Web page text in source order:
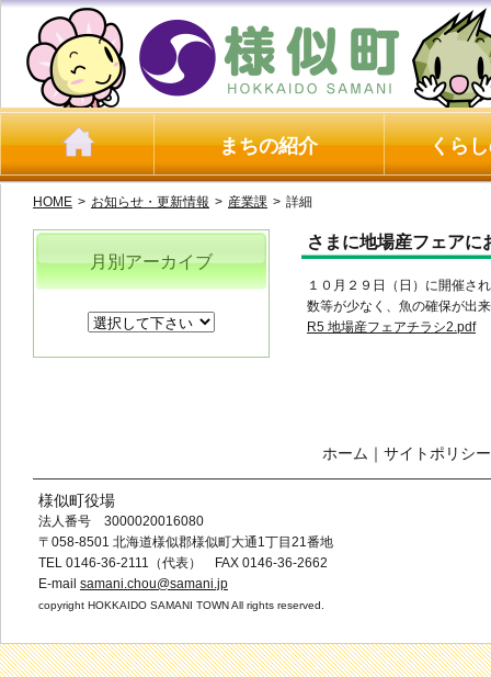
まちの紹介 くら
HOME > お知らせ・更新情報 > 産業課 > 詳細
さまに地場産フェアに
１０月２９日（日）に開催さ
数等が少なく、魚の確保が出
R5 地場産フェアチラシ2.pdf
月別アーカイブ
ホーム ｜ サイトポリシー
様似町役場
法人番号 3000020016080
〒058-8501 北海道様似郡様似町大通1丁目21番地
TEL 0146-36-2111（代表） FAX 0146-36-2662
E-mail samani.chou@samani.jp
copyright HOKKAIDO SAMANI TOWN All rights reserved.